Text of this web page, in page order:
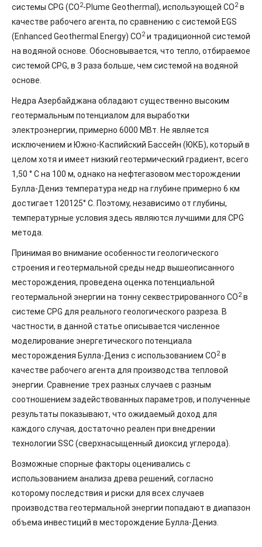
системы CPG (CO2-Plume Geothermal), использующей CO2в
качестве рабочего агента, по сравнению с системой EGS
(Enhanced Geothermal Energy) CO2и традиционной системой
на водяной основе. Обосновывается, что тепло, отбираемое
системой CPG, в 3 раза больше, чем системой на водяной
основе.
Недра Азербайджана обладают существенно высоким
геотермальным потенциалом для выработки
электроэнергии, примерно 6000 МВт. Не является
исключением и Южно-Каспийский Бассейн (ЮКБ), который в
целом хотя и имеет низкий геотермический градиент, всего
1,50 ° C на 100 м, однако на нефтегазовом месторождении
Булла-Дениз температура недр на глубине примерно 6 км
достигает 120125° C. Поэтому, независимо от глубины,
температурные условия здесь являются лучшими для CPG
метода.
Принимая во внимание особенности геологического
строения и геотермальной среды недр вышеописанного
месторождения, проведена оценка потенциальной
геотермальной энергии на тонну секвестрированного СО2в
системе CPG для реального геологического разреза. В
частности, в данной статье описывается численное
моделирование энергетического потенциала
месторождения Булла-Дениз с использованием CO2в
качестве рабочего агента для производства тепловой
энергии. Сравнение трех разных случаев с разным
соотношением задействованных параметров, и полученные
результаты показывают, что ожидаемый доход для
каждого случая, достаточно реален при внедрении
технологии SSC (сверхнасыщенный диоксид углерода).
Возможные спорные факторы оценивались с
использованием анализа древа решений, согласно
которому последствия и риски для всех случаев
производства геотермальной энергии попадают в диапазон
объема инвестиций в месторождение Булла-Дениз.